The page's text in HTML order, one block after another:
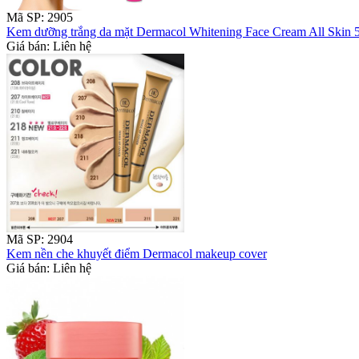
Mã SP: 2905
Kem dưỡng trắng da mặt Dermacol Whitening Face Cream All Skin
Giá bán: Liên hệ
Mã SP: 2904
Kem nền che khuyết điểm Dermacol makeup cover
Giá bán: Liên hệ